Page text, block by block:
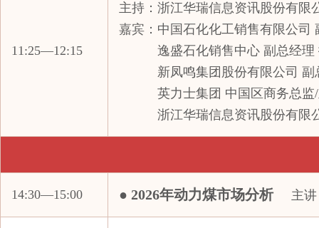
11:25—12:15
主持：浙江华瑞信息资讯股份有
嘉宾：中国石化化工销售有限公司
逸盛石化销售中心 副总经理
新凤鸣集团股份有限公司 副
英力士集团 中国区商务总监/
浙江华瑞信息资讯股份有限
14:30—15:00 ● 2026年动力煤市场分析 主
浙江启邦能源有限公司
浙江热联同裕实业有限公司
浙江盛邦恒昌物产有限公司
浙江卫星化学实业有限公司
中产协水刺非织造布分会
中国工商银行股份有限公司
中国煤炭市场网（CCTD）